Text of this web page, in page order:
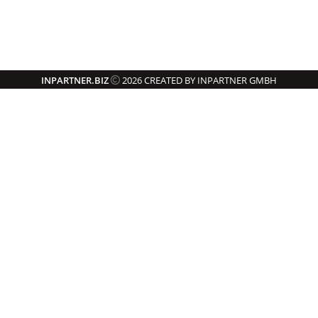
INPARTNER.BIZ 2026 CREATED BY INPARTNER GMBH